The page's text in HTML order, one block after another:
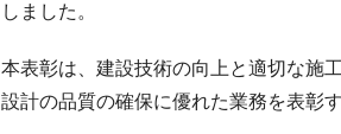
しました。
本表彰は、建設技術の向上と適切な施
設計の品質の確保に優れた業務を表彰